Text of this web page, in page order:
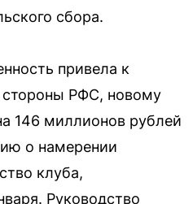
сбора.
привела к
стороны РФС, новому
146 миллионов рублей
о намерении
клуба,
Руководство